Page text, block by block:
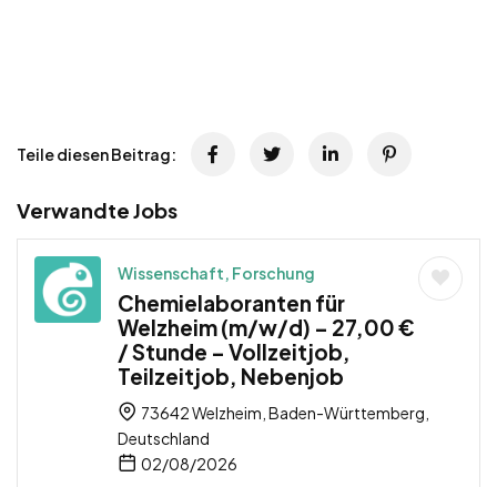
Teile diesen Beitrag:
Verwandte Jobs
Wissenschaft, Forschung
Chemielaboranten für
Welzheim (m/w/d) – 27,00 €
/ Stunde – Vollzeitjob,
Teilzeitjob, Nebenjob
73642 Welzheim, Baden-Württemberg,
Deutschland
02/08/2026